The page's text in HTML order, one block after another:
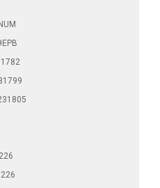
226
226